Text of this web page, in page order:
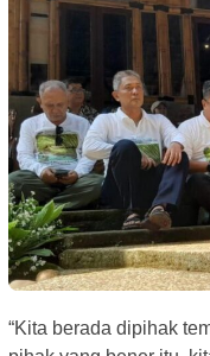
“Kita berada dipihak